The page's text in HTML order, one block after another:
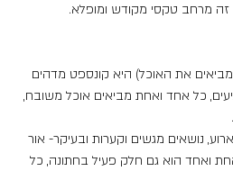
מרחב טקסי מקודש ומופלא.
את האוכל) היא קונספט מדהים
כל אחד ואחת מביאים אוכל משובח,
נושאים מגשים וקערות ובעיקר- אור
ואחד הוא גם חלק פעיל בחתונה, כל